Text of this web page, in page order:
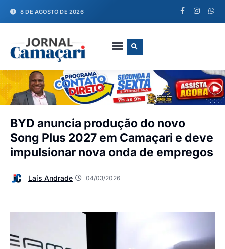
8 DE AGOSTO DE 2026
BYD anuncia produção do novo
Song Plus 2027 em Camaçari e deve
impulsionar nova onda de empregos
Laís Andrade 04/03/2026